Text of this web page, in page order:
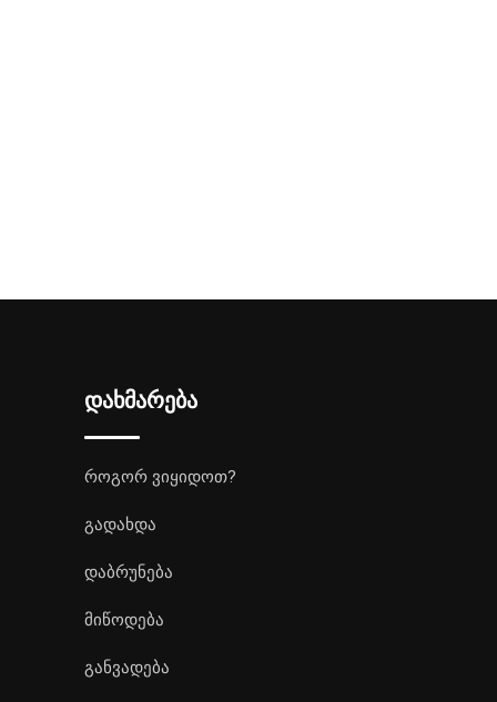
დახმარება
როგორ ვიყიდოთ?
გადახდა
დაბრუნება
მიწოდება
განვადება